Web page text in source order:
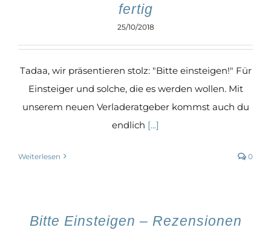
fertig
25/10/2018
Tadaa, wir präsentieren stolz: "Bitte einsteigen!" Für
Einsteiger und solche, die es werden wollen. Mit
unserem neuen Verladeratgeber kommst auch du
endlich [...]
Weiterlesen 0
Bitte Einsteigen – Rezensionen